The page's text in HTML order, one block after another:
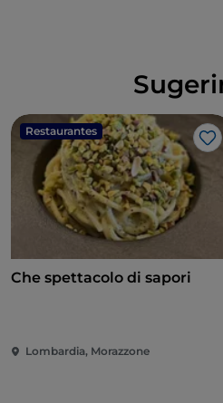
Restaurantes
Che spettacolo di sapori
Lombardia, Morazzone